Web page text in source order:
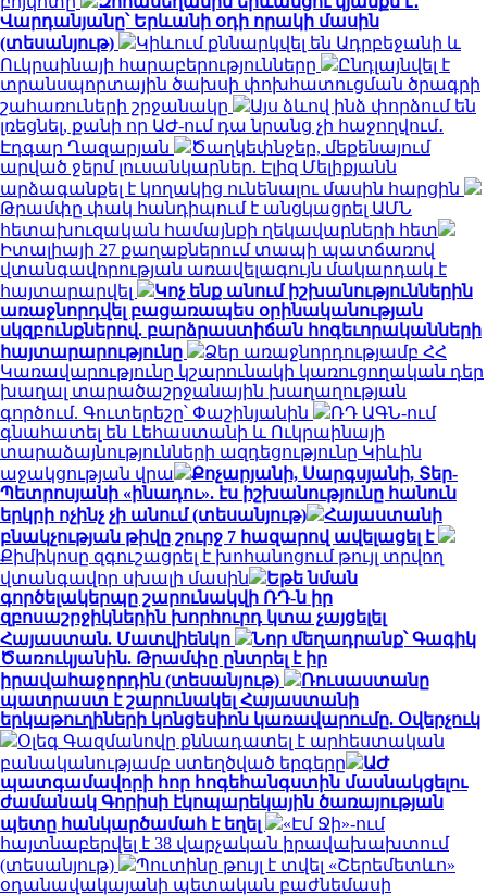
Վարդանյանը՝ Երևանի օդի որակի մասին
(տեսանյութ)
Կիևում քննարկվել են Ադրբեջանի և
Ուկրաինայի հարաբերությունները
Ընդլայնվել է
տրանսպորտային ծախսի փոխհատուցման ծրագրի
շահառուների շրջանակը
Այս ձևով ինձ փորձում են
լռեցնել, քանի որ ԱԺ-ում դա նրանց չի հաջողվում․
Էդգար Ղազարյան
Ծաղկեփնջեր, մեքենայում
արված ջերմ լուսանկարներ. Էլիզ Մելիքյանն
արձագանքել է կողակից ունենալու մասին հարցին
Թրամփը փակ հանդիպում է անցկացրել ԱՄՆ
հետախուզական համայնքի ղեկավարների հետ
Իտալիայի 27 քաղաքներում տապի պատճառով
վտանգավորության առավելագույն մակարդակ է
հայտարարվել
Կոչ ենք անում իշխանություններին
առաջնորդվել բացառապես օրինականության
սկզբունքներով. բարձրաստիճան հոգեւորականների
հայտարարությունը
Ձեր առաջնորդությամբ ՀՀ
Կառավարությունը կշարունակի կառուցողական դեր
խաղալ տարածաշրջանային խաղաղության
գործում. Գուտերեշը՝ Փաշինյանին
ՌԴ ԱԳՆ-ում
գնահատել են Լեհաստանի և Ուկրաինայի
տարաձայնությունների ազդեցությունը Կիևին
աջակցության վրա
Քոչարյանի, Սարգսյանի, Տեր-
Պետրոսյանի «ինադու». էս իշխանությունը հանուն
երկրի ոչինչ չի անում (տեսանյութ)
Հայաստանի
բնակչության թիվը շուրջ 7 հազարով ավելացել է
Քիմիկոսը զգուշացրել է խոհանոցում թույլ տրվող
վտանգավոր սխալի մասին
Եթե նման
գործելակերպը շարունակվի ՌԴ-ն իր
զբոսաշրջիկներին խորհուրդ կտա չայցելել
Հայաստան. Մատվիենկո
Նոր մեղադրանք՝ Գագիկ
Ծառուկյանին. Թրամփը ընտրել է իր
իրավահաջորդին (տեսանյութ)
Ռուսաստանը
պատրաստ է շարունակել Հայաստանի
երկաթուղիների կոնցեսիոն կառավարումը. Օվերչուկ
Օլեգ Գազմանովը քննադատել է արհեստական
բանականությամբ ստեղծված երգերը
ԱԺ
պատգամավորի հոր հոգեհանգստին մասնակցելու
ժամանակ Գորիսի էկոպարեկային ծառայության
պետը հանկարծամահ է եղել
«Էմ Ջի»-ում
հայտնաբերվել է 38 վարչական իրավախախտում
(տեսանյութ)
Պուտինը թույլ է տվել «Շերեմետևո»
օդանավակայանի պետական բաժնեմասի